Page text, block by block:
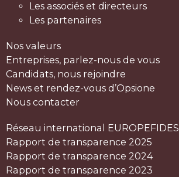
Les associés et directeurs
Les partenaires
Nos valeurs
Entreprises, parlez-nous de vous
Candidats, nous rejoindre
News et rendez-vous d’Opsione
Nous contacter
Réseau international EUROPEFIDES
Rapport de transparence 2025
Rapport de transparence 2024
Rapport de transparence 2023